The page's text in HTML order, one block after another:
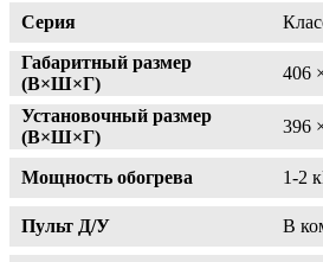
Серия
Габаритный размер
(В×Ш×Г)
406
Установочный размер
(В×Ш×Г)
396
Мощность обогрева 1-2
Пульт Д/У В